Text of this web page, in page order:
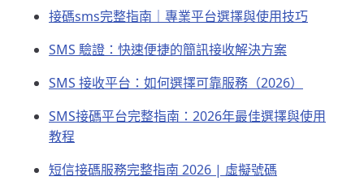
接碼sms完整指南｜專業平台選擇與使用技巧
SMS 驗證：快速便捷的簡訊接收解決方案
SMS 接收平台：如何選擇可靠服務（2026）
SMS接碼平台完整指南：2026年最佳選擇與使用
教程
短信接碼服務完整指南 2026 | 虛擬號碼